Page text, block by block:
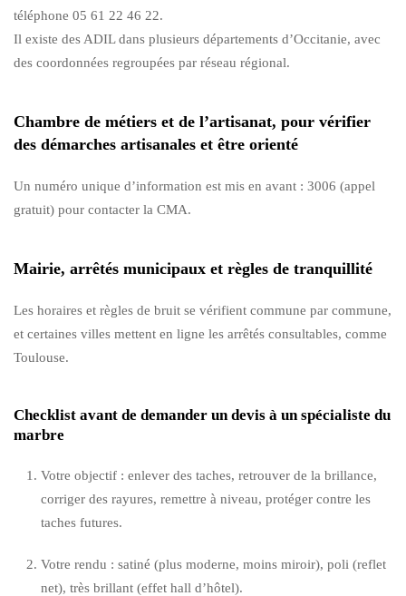
téléphone 05 61 22 46 22.
Il existe des ADIL dans plusieurs départements d’Occitanie, avec
des coordonnées regroupées par réseau régional.
Chambre de métiers et de l’artisanat, pour vérifier
des démarches artisanales et être orienté
Un numéro unique d’information est mis en avant : 3006 (appel
gratuit) pour contacter la CMA.
Mairie, arrêtés municipaux et règles de tranquillité
Les horaires et règles de bruit se vérifient commune par commune,
et certaines villes mettent en ligne les arrêtés consultables, comme
Toulouse.
Checklist avant de demander un devis à un spécialiste du
marbre
Votre objectif : enlever des taches, retrouver de la brillance,
corriger des rayures, remettre à niveau, protéger contre les
taches futures.
Votre rendu : satiné (plus moderne, moins miroir), poli (reflet
net), très brillant (effet hall d’hôtel).